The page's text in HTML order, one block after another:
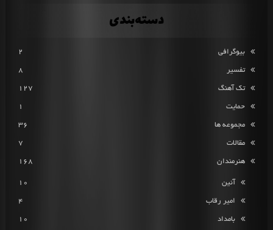
دسته‌بندی
بیوگرافی 2
تفسیر 8
تک آهنگ 127
حمایت 1
مجموعه ها 36
مقالات 7
هنرمندان 168
آئین 10
امیر رقاب 4
بامداد 10